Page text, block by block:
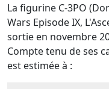
La figurine C-3PO
Wars Episode IX,
sortie en novembre
Compte tenu de ses
est estimée à :